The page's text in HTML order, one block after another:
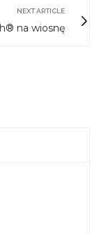
NEXT ARTICLE
na wiosnę